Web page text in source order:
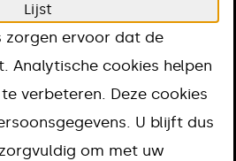
en openingstijden
Lijst
zorgen ervoor dat de
Analytische cookies helpen
verbeteren. Deze cookies
U blijft dus
om met uw